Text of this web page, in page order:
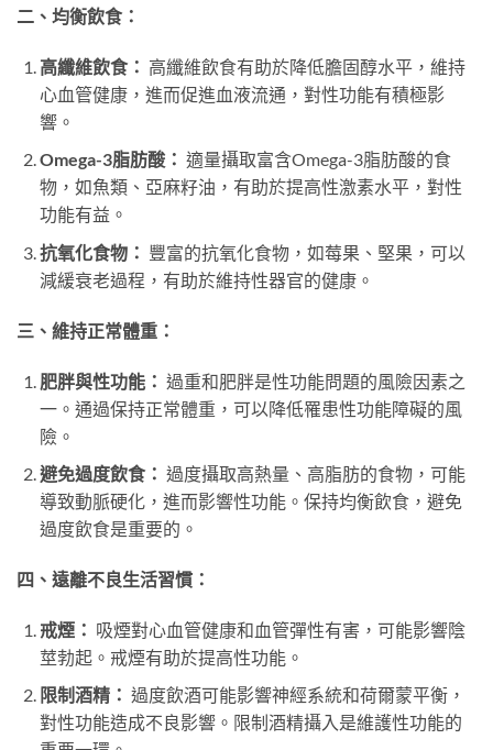
二、均衡飲食：
高纖維飲食： 高纖維飲食有助於降低膽固醇水平，維持
心血管健康，進而促進血液流通，對性功能有積極影
響。
Omega-3脂肪酸： 適量攝取富含Omega-3脂肪酸的食
物，如魚類、亞麻籽油，有助於提高性激素水平，對性
功能有益。
抗氧化食物： 豐富的抗氧化食物，如莓果、堅果，可以
減緩衰老過程，有助於維持性器官的健康。
三、維持正常體重：
肥胖與性功能： 過重和肥胖是性功能問題的風險因素之
一。通過保持正常體重，可以降低罹患性功能障礙的風
險。
避免過度飲食： 過度攝取高熱量、高脂肪的食物，可能
導致動脈硬化，進而影響性功能。保持均衡飲食，避免
過度飲食是重要的。
四、遠離不良生活習慣：
戒煙： 吸煙對心血管健康和血管彈性有害，可能影響陰
莖勃起。戒煙有助於提高性功能。
限制酒精： 過度飲酒可能影響神經系統和荷爾蒙平衡，
對性功能造成不良影響。限制酒精攝入是維護性功能的